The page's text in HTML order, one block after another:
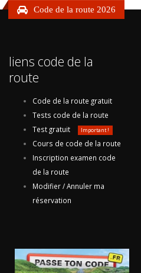
Code de la route 2026
liens code de la
route
Code de la route gratuit
Tests code de la route
Test gratuit
Important !
Cours de code de la route
Inscription examen code
de la route
Modifier / Annuler ma
réservation